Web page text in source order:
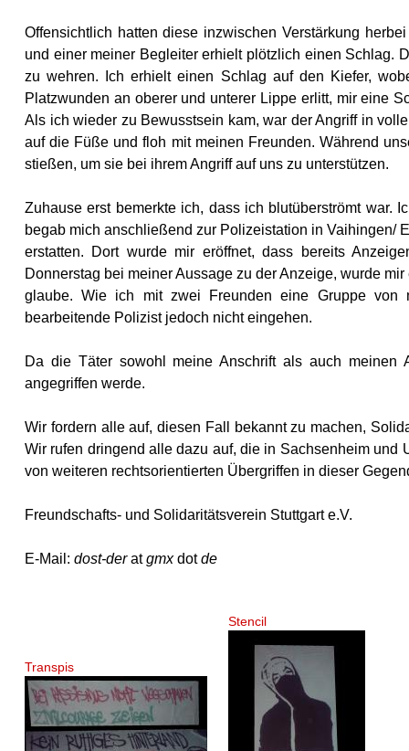
Offensichtlich hatten diese inzwischen Verstärkung
und einer meiner Begleiter erhielt plötzlich einen Schlag.
zu wehren. Ich erhielt einen Schlag auf den Kiefer,
Platzwunden an oberer und unterer Lippe erlitt, mir eine
Als ich wieder zu Bewusstsein kam, war der Angriff in
auf die Füße und floh mit meinen Freunden. Während
stießen, um sie bei ihrem Angriff auf uns zu unterstützen.
Zuhause erst bemerkte ich, dass ich blutüberströmt war.
begab mich anschließend zur Polizeistation in Vaihingen/
erstatten. Dort wurde mir eröffnet, dass bereits
Donnerstag bei meiner Aussage zu der Anzeige, wurde
glaube. Wie ich mit zwei Freunden eine Gruppe von
bearbeitende Polizist jedoch nicht eingehen.
Da die Täter sowohl meine Anschrift als auch
angegriffen werde.
Wir fordern alle auf, diesen Fall bekannt zu machen,
Wir rufen dringend alle dazu auf, die in Sachsenheim und
von weiteren rechtsorientierten Übergriffen in dieser
Freundschafts- und Solidaritätsverein Stuttgart e.V.
E-Mail: dost-deratgmxdotde
Transpis
Stencil